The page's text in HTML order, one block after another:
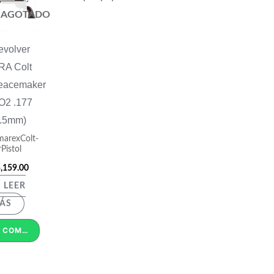
AGOTADO
Colt
.177
LEER
COMPRAR POR WHATSAPP